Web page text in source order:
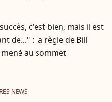
c'est bien, mais il est
de..." : la règle de Bill
au sommet
NEWS